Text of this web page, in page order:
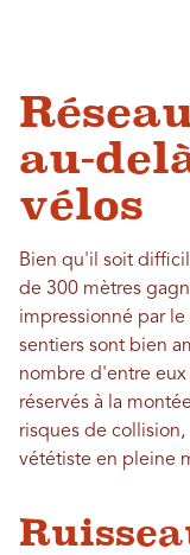
au-
vélos
Bien qu'il soit
de 300 mètres
impressionné par le
sentiers sont bien
nombre d'entre eux
réservés à la
risques de
vététiste en pleine